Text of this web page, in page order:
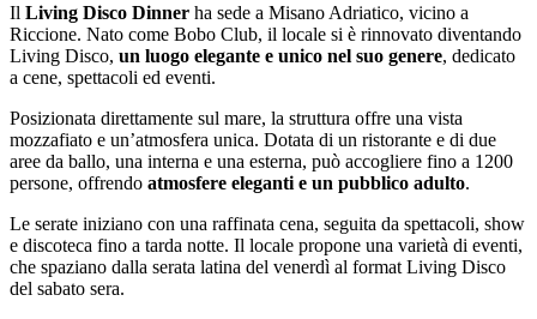
Il Living Disco Dinner ha sede a Misano Adriatico, vicino a
Riccione. Nato come Bobo Club, il locale si è rinnovato diventando
Living Disco, un luogo elegante e unico nel suo genere, dedicato
a cene, spettacoli ed eventi.
Posizionata direttamente sul mare, la struttura offre una vista
mozzafiato e un’atmosfera unica. Dotata di un ristorante e di due
aree da ballo, una interna e una esterna, può accogliere fino a 1200
persone, offrendo atmosfere eleganti e un pubblico adulto.
Le serate iniziano con una raffinata cena, seguita da spettacoli, show
e discoteca fino a tarda notte. Il locale propone una varietà di eventi,
che spaziano dalla serata latina del venerdì al format Living Disco
del sabato sera.